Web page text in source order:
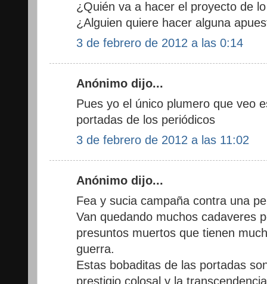
¿Quién va a hacer el proyecto de
¿Alguien quiere hacer alguna
3 de febrero de 2012 a las 0:14
Anónimo dijo...
Pues yo el único plumero que veo
portadas de los periódicos
3 de febrero de 2012 a las 11:02
Anónimo dijo...
Fea y sucia campaña contra una
Van quedando muchos cadaveres
presuntos muertos que tienen
guerra.
Estas bobaditas de las portadas
prestigio colosal y la